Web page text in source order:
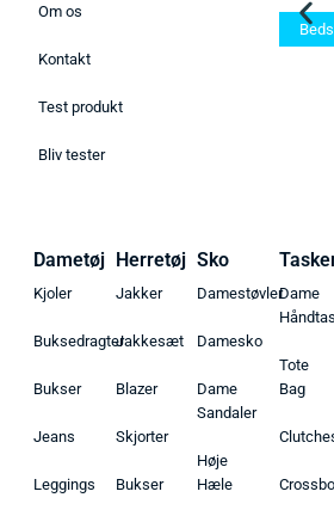
Om os
Kontakt
Test produkt
Bliv tester
Bedste Saunatæppe 2025 –
Dametøj
Kjoler
Buksedragter
Bukser
Jeans
Leggings
Herretøj
Jakker
Jakkesæt
Blazer
Skjorter
Bukser
Sko
Damestøvler
Damesko
Dame
Sandaler
Høje
Hæle
Dame
Tote
Bag